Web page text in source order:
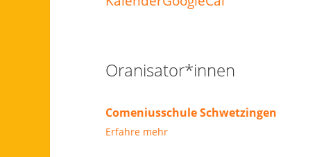
Oranisator*innen
Comeniusschule Schwetzingen
Erfahre mehr